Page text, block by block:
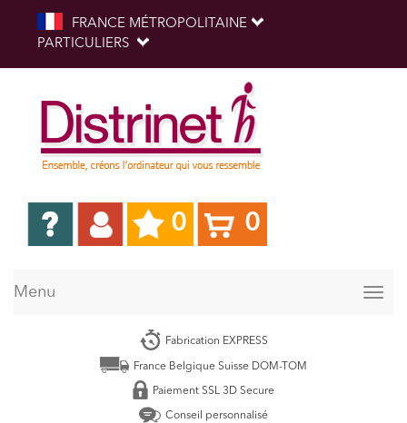
FRANCE MÉTROPOLITAINE
PARTICULIERS
0 0
Menu
Fabrication EXPRESS
France Belgique Suisse DOM-TOM
Paiement SSL 3D Secure
Conseil personnalisé